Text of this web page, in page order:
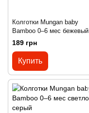
Колготки Mungan baby
Bamboo 0–6 мес бежевый
189 грн
Купить